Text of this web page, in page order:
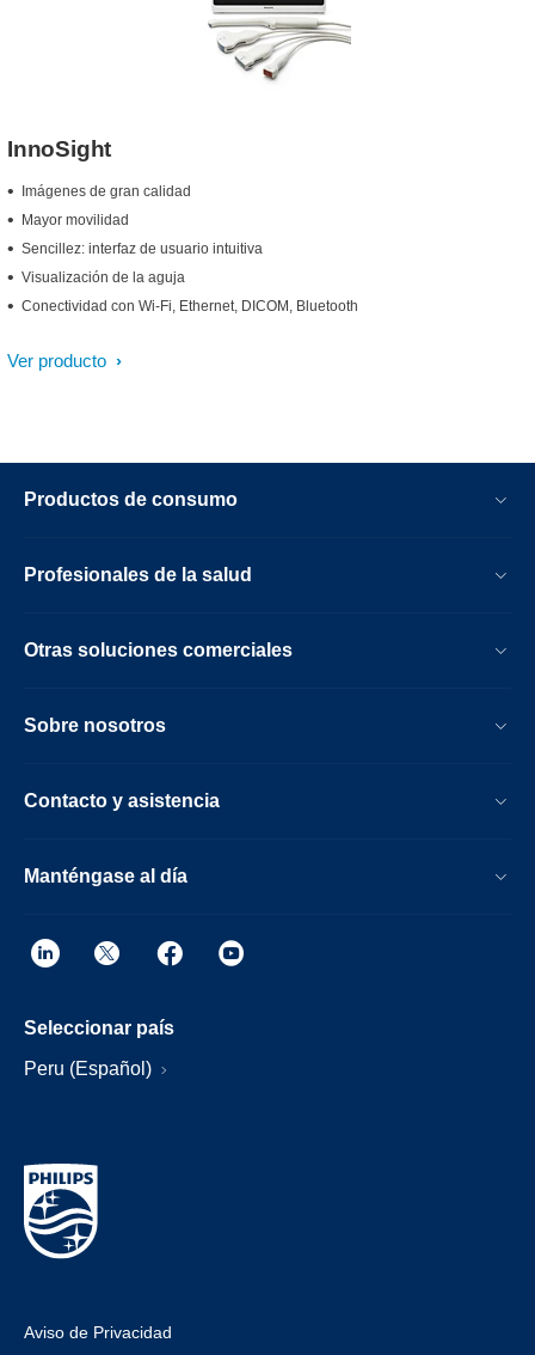
InnoSight
Imágenes de gran calidad
Mayor movilidad
Sencillez: interfaz de usuario intuitiva
Visualización de la aguja
Conectividad con Wi-Fi, Ethernet, DICOM, Bluetooth
Ver producto
Productos de consumo
Profesionales de la salud
Otras soluciones comerciales
Sobre nosotros
Contacto y asistencia
Manténgase al día
Seleccionar país
Peru (Español)
Aviso de Privacidad